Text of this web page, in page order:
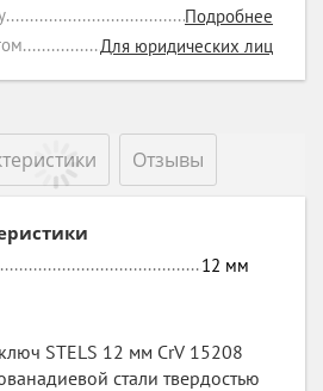
Подробнее
Для юридических лиц
Отзывы
12 мм
STELS 12 мм CrV 15208
стали твердостью